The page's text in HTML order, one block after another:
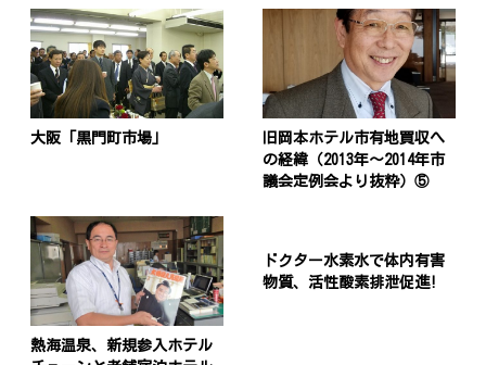
大阪「黒門町市場」
旧岡本ホテル市有地買収へ
の経緯（2013年〜2014年市
議会定例会より抜粋）⑤
熱海温泉、新規参入ホテル
ドクター水素水で体内有害
物質、活性酸素排泄促進!